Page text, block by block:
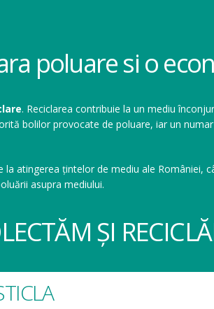
poluare si o
. Reciclarea contribuie la un mediu
bolilor provocate de poluare, iar un
atingerea țintelor de mediu ale României,
asupra mediului.
ȘI